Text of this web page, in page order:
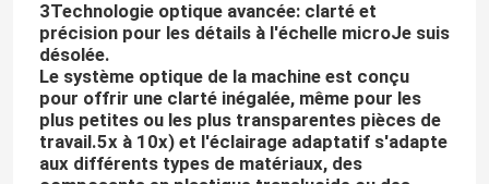
À propos de nous
Visite de l'usine
3Technologie optique avancée: clarté et
précision pour les détails à l'échelle microJe suis
désolée.
Le système optique de la machine est conçu
pour offrir une clarté inégalée, même pour les
plus petites ou les plus transparentes pièces de
travail.5x à 10x) et l'éclairage adaptatif s'adapte
aux différents types de matériaux, des